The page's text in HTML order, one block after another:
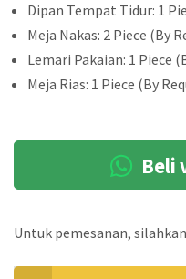
Dipan Tempat Tidur: 1
Meja Nakas: 2 Piece (By
Lemari Pakaian: 1 Piece
Meja Rias: 1 Piece (By
Beli
Untuk pemesanan,